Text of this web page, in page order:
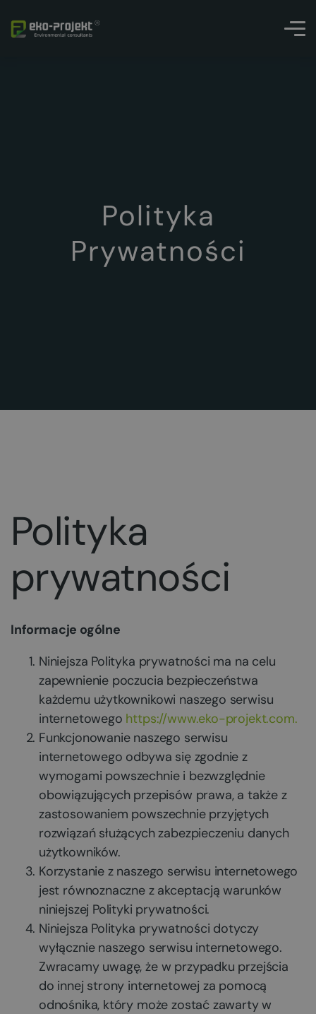
Polityka
Prywatności
Polityka
prywatności
Informacje ogólne
Niniejsza Polityka prywatności ma na celu
zapewnienie poczucia bezpieczeństwa
każdemu użytkownikowi naszego serwisu
internetowego https://www.eko-projekt.com.
Funkcjonowanie naszego serwisu
internetowego odbywa się zgodnie z
wymogami powszechnie i bezwzględnie
obowiązujących przepisów prawa, a także z
zastosowaniem powszechnie przyjętych
rozwiązań służących zabezpieczeniu danych
użytkowników.
Korzystanie z naszego serwisu internetowego
jest równoznaczne z akceptacją warunków
niniejszej Polityki prywatności.
Niniejsza Polityka prywatności dotyczy
wyłącznie naszego serwisu internetowego.
Zwracamy uwagę, że w przypadku przejścia
do innej strony internetowej za pomocą
odnośnika, który może zostać zawarty w